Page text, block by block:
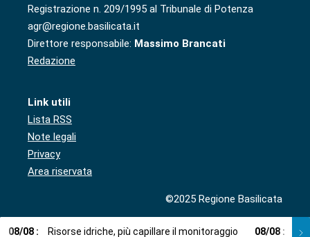
Registrazione n. 209/1995 al Tribunale di Potenza
agr@regione.basilicata.it
Direttore responsabile: Massimo Brancati
Redazione
Link utili
Lista RSS
Note legali
Privacy
Area riservata
©2025 Regione Basilicata
08/08 : Risorse idriche, più capillare il monitoraggio 08/08 :